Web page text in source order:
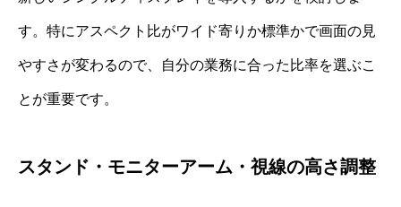
す。特にアスペクト比がワイド寄りか標準かで画面の見
やすさが変わるので、自分の業務に合った比率を選ぶこ
とが重要です。
スタンド・モニターアーム・視線の高さ調整